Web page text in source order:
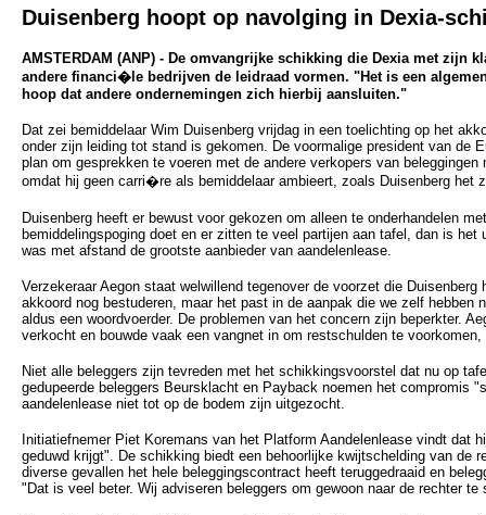
Duisenberg hoopt op navolging in Dexia-
AMSTERDAM (ANP) - De omvangrijke schikking die Dexia met zijn
andere financi�le bedrijven de leidraad vormen. "Het is een
hoop dat andere ondernemingen zich hierbij aansluiten."
Dat zei bemiddelaar Wim Duisenberg vrijdag in een toelichting op het
onder zijn leiding tot stand is gekomen. De voormalige president van de
plan om gesprekken te voeren met de andere verkopers van
omdat hij geen carri�re als bemiddelaar ambieert, zoals Duisenberg het
Duisenberg heeft er bewust voor gekozen om alleen te onderhandelen
bemiddelingspoging doet en er zitten te veel partijen aan tafel, dan is
was met afstand de grootste aanbieder van aandelenlease.
Verzekeraar Aegon staat welwillend tegenover de voorzet die
akkoord nog bestuderen, maar het past in de aanpak die we zelf hebben
aldus een woordvoerder. De problemen van het concern zijn beperkter.
verkocht en bouwde vaak een vangnet in om restschulden te
Niet alle beleggers zijn tevreden met het schikkingsvoorstel dat nu op
gedupeerde beleggers Beursklacht en Payback noemen het compromis
aandelenlease niet tot op de bodem zijn uitgezocht.
Initiatiefnemer Piet Koremans van het Platform Aandelenlease vindt dat
geduwd krijgt". De schikking biedt een behoorlijke kwijtschelding van de
diverse gevallen het hele beleggingscontract heeft teruggedraaid en
"Dat is veel beter. Wij adviseren beleggers om gewoon naar de rechter